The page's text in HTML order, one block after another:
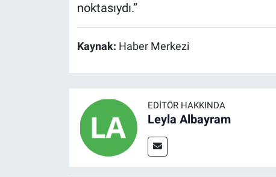
noktasıydı.”
Kaynak: Haber Merkezi
EDITÖR HAKKINDA
Leyla Albayram